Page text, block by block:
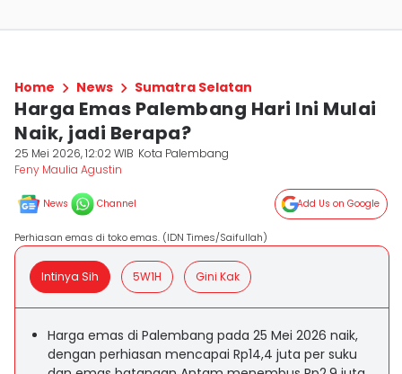
Home News Sumatra Selatan
Harga Emas Palembang Hari Ini Mulai
Naik, jadi Berapa?
25 Mei 2026, 12:02 WIB Kota Palembang
Feny Maulia Agustin
News Channel Add Us on Google
Perhiasan emas di toko emas. (IDN Times/Saifullah)
Intinya Sih 5W1H Gini Kak
Harga emas di Palembang pada 25 Mei 2026 naik,
dengan perhiasan mencapai Rp14,4 juta per suku